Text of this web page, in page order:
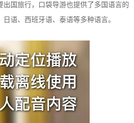
出国旅行，口袋导游也提供了多国语言的
语、西班牙语、泰语等多种语言。